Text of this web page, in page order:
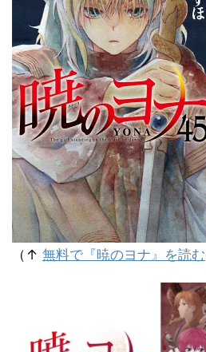
（↑ 無料で『暁のヨナ』を読む